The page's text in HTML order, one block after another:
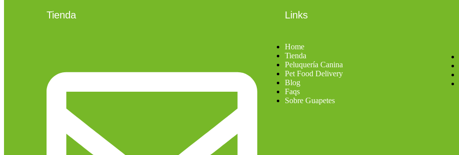
Tienda Links
Home
Tienda
Peluquería Canina
Pet Food Delivery
Blog
Faqs
Sobre Guapetes